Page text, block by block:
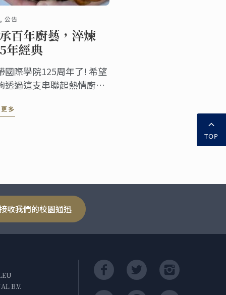
公告
百年廚藝，淬煉
年經典
國際學院125周年了! 希望
透過這支串聯起熱情廚師
夥伴、畢業生與學生們全
多
收我們的校園通迅
TOP
B.V.